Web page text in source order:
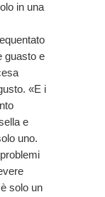
in una
guasto e
«E i
e
uno.
solo un